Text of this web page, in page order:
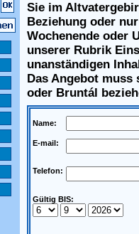
Sie im
Beziehung oder
Wochenende oder
unserer Rubrik
unanständigen
Das Angebot
oder Bruntál
Name:
E-mail:
Telefon:
Gültig BIS: